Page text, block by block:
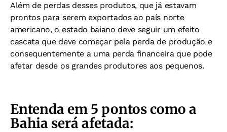
Além de perdas desses produtos, que já estavam
prontos para serem exportados ao país norte
americano, o estado baiano deve seguir um efeito
cascata que deve começar pela perda de produção e
consequentemente a uma perda financeira que pode
afetar desde os grandes produtores aos pequenos.
Entenda em 5 pontos como a
Bahia será afetada: